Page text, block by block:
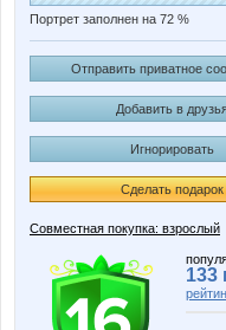
Портрет заполнен на 72 %
Отправить приватное
Добавить в
Игнорировать
Сделать подарок
Совместная покупка: взрослый
133